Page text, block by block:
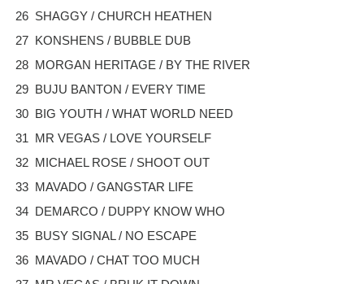
26 SHAGGY / CHURCH HEATHEN
27 KONSHENS / BUBBLE DUB
28 MORGAN HERITAGE / BY THE RIVER
29 BUJU BANTON / EVERY TIME
30 BIG YOUTH / WHAT WORLD NEED
31 MR VEGAS / LOVE YOURSELF
32 MICHAEL ROSE / SHOOT OUT
33 MAVADO / GANGSTAR LIFE
34 DEMARCO / DUPPY KNOW WHO
35 BUSY SIGNAL / NO ESCAPE
36 MAVADO / CHAT TOO MUCH